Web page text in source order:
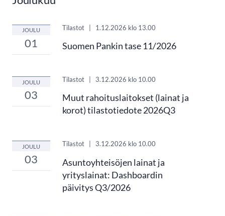
JOULU
01
Tilastot 1.12.2026 klo 13.00
Suomen Pankin tase 11/2026
JOULU
03
Tilastot 3.12.2026 klo 10.00
Muut rahoituslaitokset (lainat ja
korot) tilastotiedote 2026Q3
JOULU
03
Tilastot 3.12.2026 klo 10.00
Asuntoyhteisöjen lainat ja
yrityslainat: Dashboardin
päivitys Q3/2026